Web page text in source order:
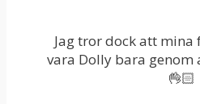
Jag tror dock att
vara Dolly bara
👌🏻